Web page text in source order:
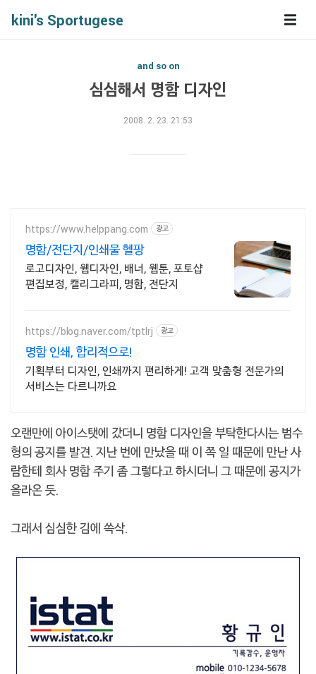
kini's Sportugese
and so on
심심해서 명함 디자인
2008. 2. 23. 21:53
https://www.helppang.com 광고
명함/전단지/인쇄물 헬팡
로고디자인, 웹디자인, 배너, 웹툰, 포토샵
편집보정, 캘리그라피, 명함, 전단지
https://blog.naver.com/tptlrj 광고
명함 인쇄, 합리적으로!
기획부터 디자인, 인쇄까지 편리하게! 고객 맞춤형 전문가의
서비스는 다르니까요
오랜만에 아이스탯에 갔더니 명함 디자인을 부탁한다시는 범수
형의 공지를 발견. 지난 번에 만났을 때 이 쪽 일 때문에 만난 사
람한테 회사 명함 주기 좀 그렇다고 하시더니 그 때문에 공지가
올라온 듯.
그래서 심심한 김에 쓱삭.